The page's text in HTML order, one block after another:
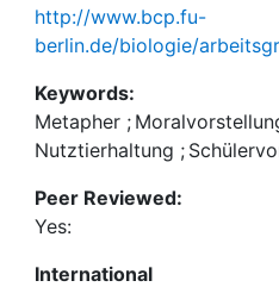
http://www.bcp.fu-
berlin.de/biologie/
Keywords:
Metapher ;
Nutztierhaltung ;
Peer Reviewed:
Yes:
International